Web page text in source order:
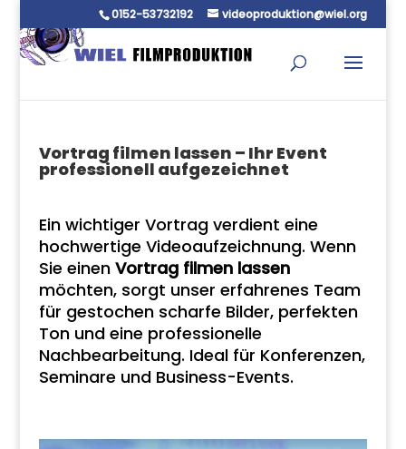
0152-53732192 videoproduktion@wiel.org
Vortrag filmen lassen – Ihr Event
professionell aufgezeichnet
Ein wichtiger Vortrag verdient eine
hochwertige Videoaufzeichnung. Wenn
Sie einen Vortrag filmen lassen
möchten, sorgt unser erfahrenes Team
für gestochen scharfe Bilder, perfekten
Ton und eine professionelle
Nachbearbeitung. Ideal für Konferenzen,
Seminare und Business-Events.